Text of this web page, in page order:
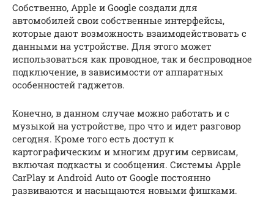
Собственно, Apple и Google создали для
автомобилей свои собственные интерфейсы,
которые дают возможность взаимодействовать с
данными на устройстве. Для этого может
использоваться как проводное, так и беспроводное
подключение, в зависимости от аппаратных
особенностей гаджетов.
Конечно, в данном случае можно работать и с
музыкой на устройстве, про что и идет разговор
сегодня. Кроме того есть доступ к
картографическим и многим другим сервисам,
включая подкасты и сообщения. Системы Apple
CarPlay и Android Auto от Google постоянно
развиваются и насыщаются новыми фишками.